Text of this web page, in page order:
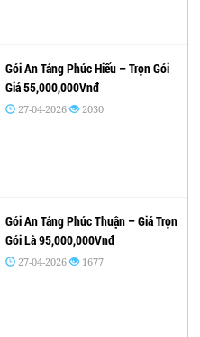
Gói An Táng Phúc Hiếu – Trọn Gói
Giá 55,000,000Vnđ
27-04-2026 2030
Gói An Táng Phúc Thuận – Giá Trọn
Gói Là 95,000,000Vnđ
27-04-2026 1677